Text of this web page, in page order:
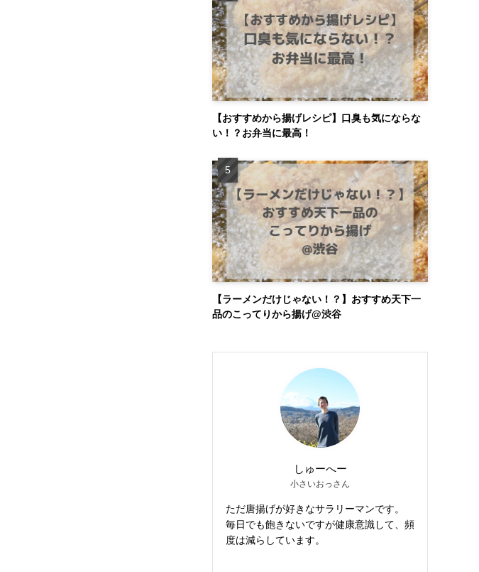
【おすすめから揚げレシピ】口臭も気にならな
い！？お弁当に最高！
【ラーメンだけじゃない！？】おすすめ天下一
品のこってりから揚げ@渋谷
しゅーへー
小さいおっさん
ただ唐揚げが好きなサラリーマンです。
毎日でも飽きないですが健康意識して、頻
度は減らしています。